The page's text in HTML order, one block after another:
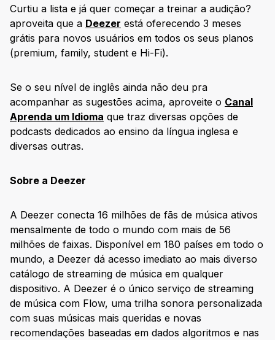
Curtiu a lista e já quer começar a treinar a audição?
aproveita que a Deezer está oferecendo 3 meses
grátis para novos usuários em todos os seus planos
(premium, family, student e Hi-Fi).
Se o seu nível de inglês ainda não deu pra
acompanhar as sugestões acima, aproveite o Canal
Aprenda um Idioma que traz diversas opções de
podcasts dedicados ao ensino da língua inglesa e
diversas outras.
Sobre a Deezer
A Deezer conecta 16 milhões de fãs de música ativos
mensalmente de todo o mundo com mais de 56
milhões de faixas. Disponível em 180 países em todo o
mundo, a Deezer dá acesso imediato ao mais diverso
catálogo de streaming de música em qualquer
dispositivo. A Deezer é o único serviço de streaming
de música com Flow, uma trilha sonora personalizada
com suas músicas mais queridas e novas
recomendações baseadas em dados algoritmos e nas